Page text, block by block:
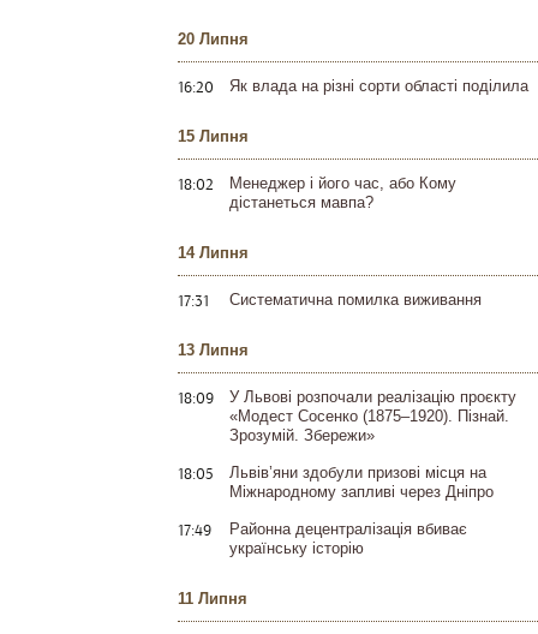
20 Липня
16:20 Як влада на різні сорти області поділила
15 Липня
18:02
Менеджер і його час, або Кому
дістанеться мавпа?
14 Липня
17:31 Систематична помилка виживання
13 Липня
18:09
У Львові розпочали реалізацію проєкту
«Модест Сосенко (1875–1920). Пізнай.
Зрозумій. Збережи»
18:05
Львів’яни здобули призові місця на
Міжнародному запливі через Дніпро
17:49
Районна децентралізація вбиває
українську історію
11 Липня